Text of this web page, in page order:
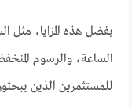
بفضل هذه المزايا، مثل
الساعة، والرسوم
للمستثمرين الذين